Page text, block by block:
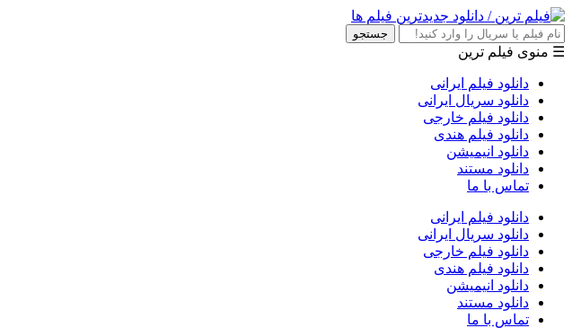
جستجو
☰ منوی فیلم ترین
دانلود فیلم ایرانی
دانلود سریال ایرانی
دانلود فیلم خارجی
دانلود فیلم هندی
دانلود انیمیشن
دانلود مستند
تماس با ما
دانلود فیلم ایرانی
دانلود سریال ایرانی
دانلود فیلم خارجی
دانلود فیلم هندی
دانلود انیمیشن
دانلود مستند
تماس با ما